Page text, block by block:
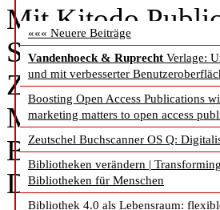
««« Neuere Beiträge
Vandenhoeck & Ruprecht Verlage:
und mit verbesserter
Boosting Open Access Publications
marketing matters to open access
Zeutschel Buchscanner OS Q:
Bibliotheken verändern |
Bibliotheken für Menschen
Bibliothek 4.0 als Lebensraum:
Mit
Staats- und
Modul für Kitodo